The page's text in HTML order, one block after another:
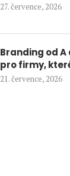
27. července, 2026
Branding od
pro firmy,
21. července, 2026